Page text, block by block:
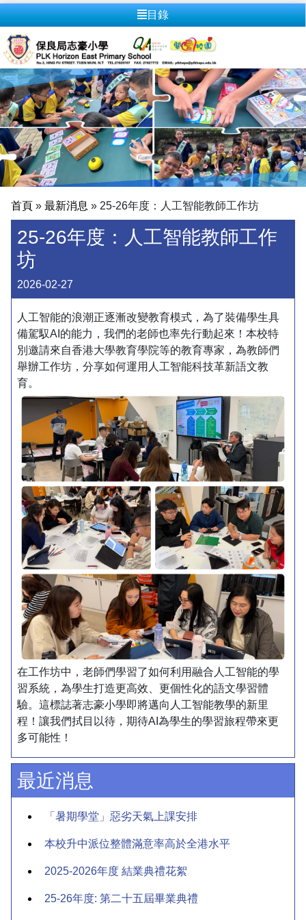
目錄
首頁 » 最新消息 » 25-26年度：人工智能教師工作坊
25-26年度：人工智能教師工作
坊
2026-02-27
人工智能的浪潮正逐漸改變教育模式，為了裝備學生具
備駕馭AI的能力，我們的老師也率先行動起來！本校特
別邀請來自香港大學教育學院等的教育專家，為教師們
舉辦工作坊，分享如何運用人工智能科技革新語文教
育。
在工作坊中，老師們學習了如何利用融合人工智能的學
習系統，為學生打造更高效、更個性化的語文學習體
驗。這標誌著志豪小學即將邁向人工智能教學的新里
程！讓我們拭目以待，期待AI為學生的學習旅程帶來更
多可能性！
最近消息
「暑期學堂」惡劣天氣上課安排
本校升中派位整體滿意率高於全港水平
2025-2026年度 結業典禮花絮
25-26年度: 第二十五屆畢業典禮